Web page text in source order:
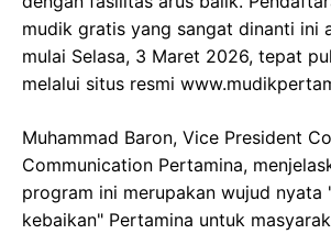
mudik gratis yang sangat dinanti ini
mulai Selasa, 3 Maret 2026, tepat
melalui situs resmi
Muhammad Baron, Vice President
Communication Pertamina,
program ini merupakan wujud nyata
kebaikan" Pertamina untuk